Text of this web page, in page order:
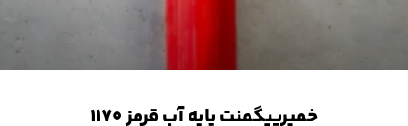
خمیرپیگمنت پایه آب قرمز ۱۱۷۰